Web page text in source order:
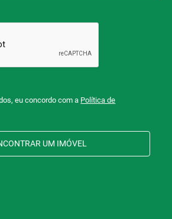
eu concordo com a Política de
UM IMÓVEL